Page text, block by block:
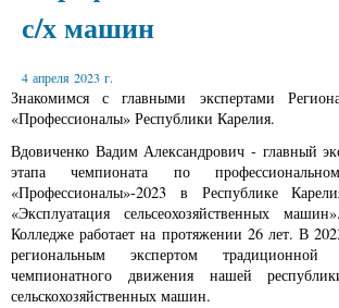
с/х машин
4 апреля 2023 г.
Знакомимся с главными экспертами
«Профессионалы» Республики Карелия.
Вдовиченко Вадим Александрович - главный
этапа чемпионата по
«Профессионалы»-2023 в Республике
«Эксплуатация сельсеохозяйственных машин
Колледжеработает на протяжении 26 лет.В
региональным экспертом
чемпионатного движения нашей
сельскохозяйственных машин.